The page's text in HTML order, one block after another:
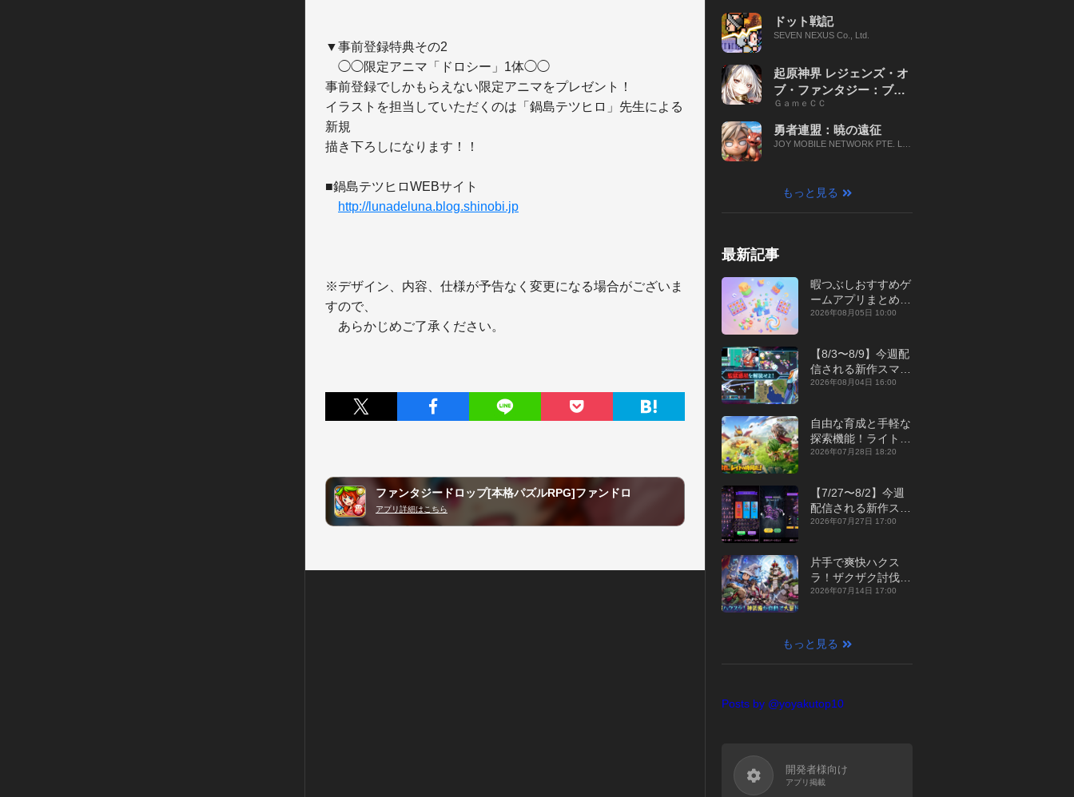
▼事前登録特典その2
◯◯限定アニマ「ドロシー」1体◯◯
事前登録でしかもらえない限定アニマをプレゼント！
イラストを担当していただくのは「鍋島テツヒロ」先生による
新規
描き下ろしになります！！
■鍋島テツヒロWEBサイト
http://lunadeluna.blog.shinobi.jp
※デザイン、内容、仕様が予告なく変更になる場合がございま
すので、
ファンタジードロップ[本格パズルRPG]ファンドロ
アプリ詳細はこちら
ドット戦記
SEVEN NEXUS Co., Ltd.
起原神界 レジェンズ・オ
ブ・ファンタジー：ブレ
イブ X
ＧａｍｅＣＣ
勇者連盟：暁の遠征
JOY MOBILE NETWORK PTE. LT
もっと見る
最新記事
暇つぶしおすすめゲ
ームアプリまとめ｜
オフライン対応あり
2026年08月05日 10:00
【8/3〜8/9】今週配
信される新作スマホ
ゲームをまとめてお
2026年08月04日 16:00
自由な育成と手軽な
探索機能！ライトカ
ジュアルMMORPG
征』【最新作PICKU
P】
2026年07月28日 18:20
【7/27〜8/2】今週
配信される新作スマ
ホゲームをまとめて
年】
2026年07月27日 17:00
片手で爽快ハクス
ラ！ザクザク討伐し
て神装備を集める放
【最新作PICKUP】
2026年07月14日 17:00
もっと見る
Posts by @yoyakutop10
開発者様向け
アプリ掲載